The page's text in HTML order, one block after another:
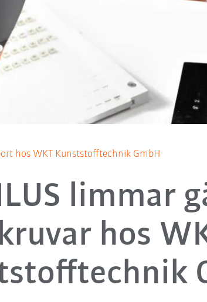
hos WKT Kunststofftechnik GmbH
limmar
hos